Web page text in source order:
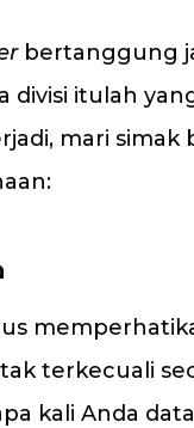
bertanggung
divisi itulah
mari simak
terkecuali
kali Anda